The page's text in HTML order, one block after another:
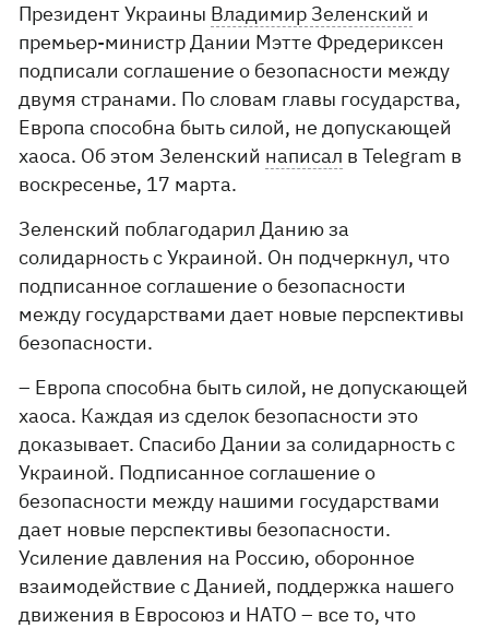
Президент Украины Владимир Зеленский и
премьер-министр Дании Мэтте Фредериксен
подписали соглашение о безопасности между
двумя странами. По словам главы государства,
Европа способна быть силой, не допускающей
хаоса. Об этом Зеленский написал в Telegram в
воскресенье, 17 марта.
Зеленский поблагодарил Данию за
солидарность с Украиной. Он подчеркнул, что
подписанное соглашение о безопасности
между государствами дает новые перспективы
безопасности.
– Европа способна быть силой, не допускающей
хаоса. Каждая из сделок безопасности это
доказывает. Спасибо Дании за солидарность с
Украиной. Подписанное соглашение о
безопасности между нашими государствами
дает новые перспективы безопасности.
Усиление давления на Россию, оборонное
взаимодействие с Данией, поддержка нашего
движения в Евросоюз и НАТО – все то, что